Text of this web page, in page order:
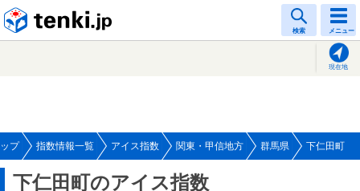
検索 メニュー
現在地
プ 指数情報一覧 アイス指数 関東・甲信地方 群馬県 下仁田町
下仁田町のアイス指数